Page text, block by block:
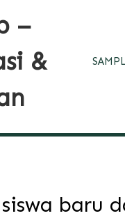
–
&
baru